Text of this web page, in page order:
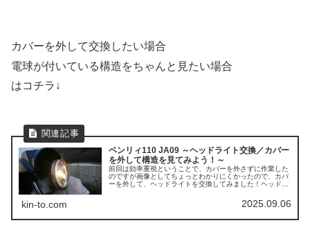
カバーを外して交換したい場合
電球が付いている構造をちゃんと見たい場合
はコチラ↓
ベンリィ110 JA09 ～ヘッドライト交換／カバー
を外して構造を見てみよう！～
前回は効率重視ということで、カバーを外さずに作業した
のですが画像としてちょっとわかりにくかったので、カバ
ーを外して、ヘッドライトを交換してみました！ヘッドラ
kin-to.com 2025.09.06